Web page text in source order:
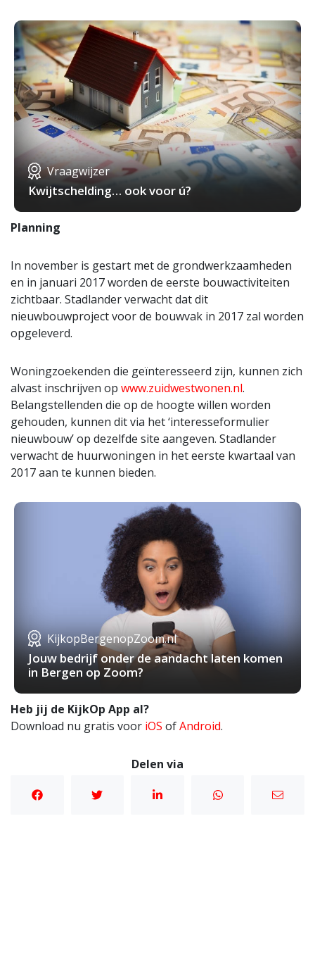
Vraagwijzer
Kwijtschelding… ook voor ú?
Planning
In november is gestart met de grondwerkzaamheden
en in januari 2017 worden de eerste bouwactiviteiten
zichtbaar. Stadlander verwacht dat dit
nieuwbouwproject voor de bouwvak in 2017 zal worden
opgeleverd.
Woningzoekenden die geïnteresseerd zijn, kunnen zich
alvast inschrijven op www.zuidwestwonen.nl.
Belangstellenden die op de hoogte willen worden
gehouden, kunnen dit via het ‘interesseformulier
nieuwbouw’ op dezelfde site aangeven. Stadlander
verwacht de huurwoningen in het eerste kwartaal van
2017 aan te kunnen bieden.
KijkopBergenopZoom.nl
Jouw bedrijf onder de aandacht laten komen
in Bergen op Zoom?
Heb jij de KijkOp App al?
Download nu gratis voor iOS ofAndroid.
Delen via